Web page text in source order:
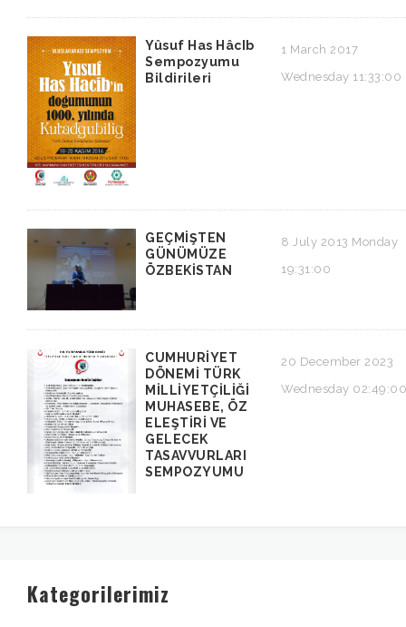
Yûsuf Has HâcIb
Sempozyumu
Bildirileri
1 March 2017
Wednesday 11:33:00
GEÇMİŞTEN
GÜNÜMÜZE
ÖZBEKİSTAN
8 July 2013 Monday
19:31:00
CUMHURİYET
DÖNEMİ TÜRK
MİLLİYETÇİLİĞİ
MUHASEBE, ÖZ
ELEŞTİRİ VE
GELECEK
TASAVVURLARI
SEMPOZYUMU
20 December 2023
Wednesday 02:49:00
Kategorilerimiz